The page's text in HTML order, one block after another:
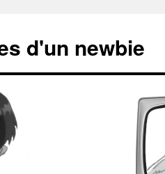
d'un newbie